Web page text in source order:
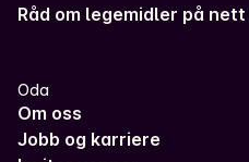
Råd om legemidler på nett
Oda
Om oss
Jobb og karriere